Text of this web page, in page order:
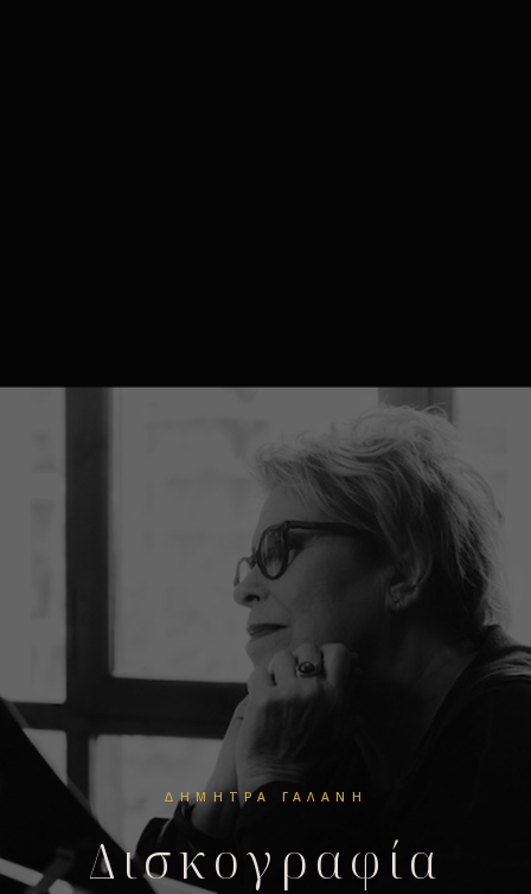
ΔΉΜΗΤΡΑ ΓΑΛΆΝΗ
Δισκογραφία